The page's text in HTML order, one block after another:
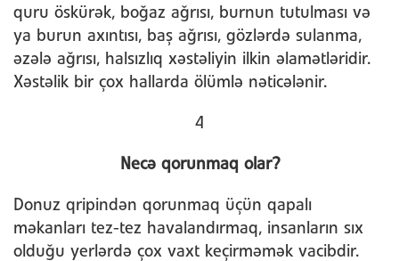
quru öskürək, boğaz ağrısı, burnun tutulması və
ya burun axıntısı, baş ağrısı, gözlərdə sulanma,
əzələ ağrısı, halsızlıq xəstəliyin ilkin əlamətləridir.
Xəstəlik bir çox hallarda ölümlə nəticələnir.
4
Necə qorunmaq olar?
Donuz qripindən qorunmaq üçün qapalı
məkanları tez-tez havalandırmaq, insanların sıx
olduğu yerlərdə çox vaxt keçirməmək vacibdir.